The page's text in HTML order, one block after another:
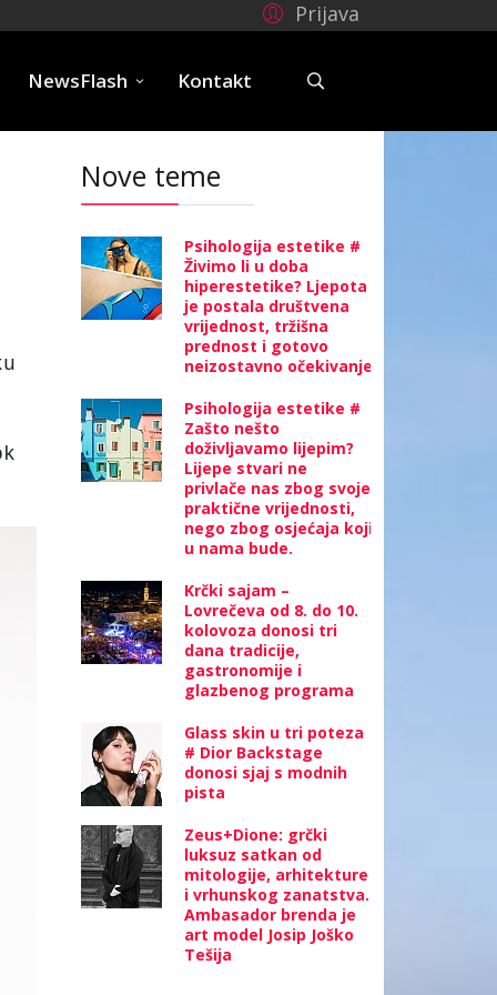
Prijava
NewsFlash Kontakt
Nove teme
Psihologija estetike #
Živimo li u doba
hiperestetike? Ljepota
je postala društvena
vrijednost, tržišna
prednost i gotovo
neizostavno očekivanje
Psihologija estetike #
Zašto nešto
doživljavamo lijepim?
Lijepe stvari ne
privlače nas zbog svoje
praktične vrijednosti,
nego zbog osjećaja koji
u nama bude.
Krčki sajam –
Lovrečeva od 8. do 10.
kolovoza donosi tri
dana tradicije,
gastronomije i
glazbenog programa
Glass skin u tri poteza
# Dior Backstage
donosi sjaj s modnih
pista
Zeus+Dione: grčki
luksuz satkan od
mitologije, arhitekture
i vrhunskog zanatstva.
Ambasador brenda je
art model Josip Joško
Tešija